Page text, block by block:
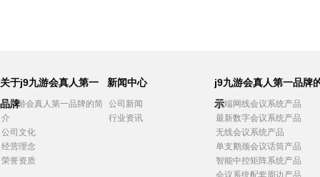
关于j9九游会真人第一
品牌
j9九游会真人第一品牌的简
介
公司文化
经营理念
荣誉资质
新闻中心
公司新闻
行业资讯
j9九游会真人第一品牌
示
高端网线会议系统产品
最新数字会议系统产品
无线会议系统产品
单支鹅颈会议话筒产品
智能中控矩阵系统产品
会议系统配套周边产品